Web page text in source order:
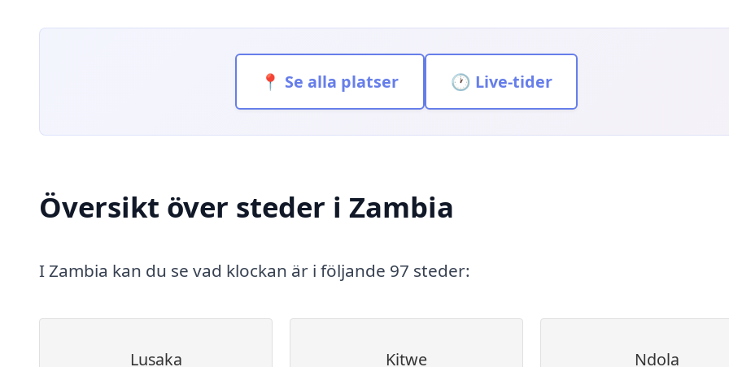
📍 Se alla platser 🕐 Live-tider
Översikt över steder i Zambia
I Zambia kan du se vad klockan är i följande 97 steder:
Lusaka Kitwe Ndola